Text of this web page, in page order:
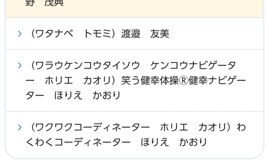
（ワタナベ トモミ）渡邉 友美
（ワラウケンコウタイソウ ケンコウナビゲータ
ー ホリエ カオリ）笑う健幸体操Ⓡ健幸ナビゲー
ター ほりえ かおり
（ワクワクコーディネーター ホリエ カオリ）わ
くわくコーディネーター ほりえ かおり